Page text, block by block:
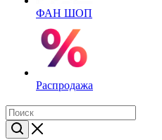
ФАН ШОП
Распродажа